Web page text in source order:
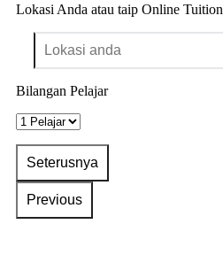
Lokasi Anda atau taip Online Tuition
Bilangan Pelajar